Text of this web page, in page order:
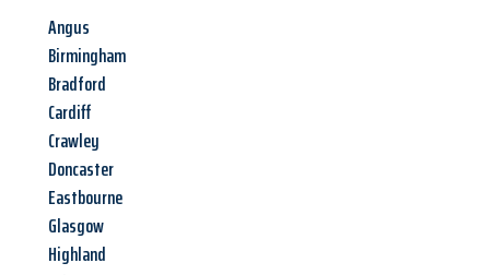
Angus
Birmingham
Bradford
Cardiff
Crawley
Doncaster
Eastbourne
Glasgow
Highland